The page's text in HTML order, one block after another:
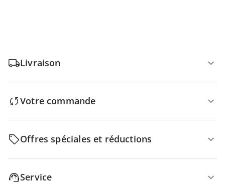
Livraison
Votre commande
Offres spéciales et réductions
Service